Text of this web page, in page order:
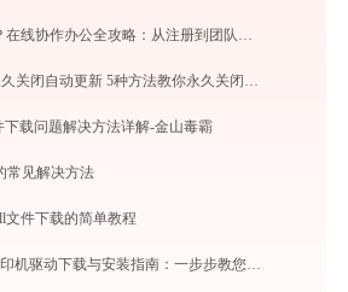
石墨文档怎么用？在线协作办公全攻略：从注册到团队高效协同
Win10如何彻底永久关闭自动更新 5种方法教你永久关闭win10自动更新
下载问题解决方法详解-金山毒霸
常见解决方法
文件下载的简单教程
三星ML-4050N打印机驱动下载与安装指南：一步步教您操作